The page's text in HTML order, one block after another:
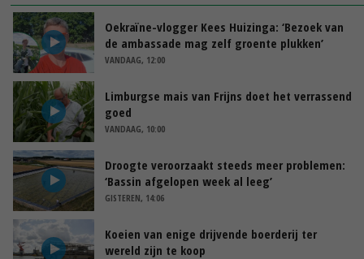
Oekraïne-vlogger Kees Huizinga: ‘Bezoek van
de ambassade mag zelf groente plukken’
VANDAAG, 12:00
Limburgse mais van Frijns doet het verrassend
goed
VANDAAG, 10:00
Droogte veroorzaakt steeds meer problemen:
‘Bassin afgelopen week al leeg’
GISTEREN, 14:06
Koeien van enige drijvende boerderij ter
wereld zijn te koop